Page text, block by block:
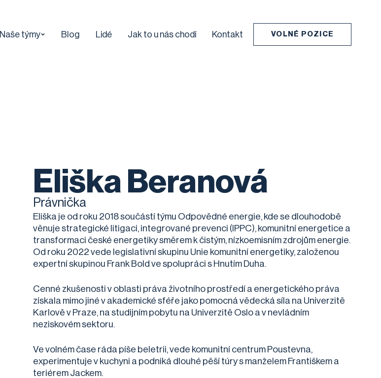
Naše týmy Blog Lidé Jak to u nás chodí Kontakt VOLNÉ POZICE
Eliška Beranová
Právnička
Eliška je od roku 2018 součástí týmu Odpovědné energie, kde se dlouhodobě
věnuje strategické litigaci, integrované prevenci (IPPC), komunitní energetice a
transformaci české energetiky směrem k čistým, nízkoemisním zdrojům energie.
Od roku 2022 vede legislativní skupinu Unie komunitní energetiky, založenou
expertní skupinou Frank Bold ve spolupráci s Hnutím Duha.
Cenné zkušenosti v oblasti práva životního prostředí a energetického práva
získala mimo jiné v akademické sféře jako pomocná vědecká síla na Univerzitě
Karlově v Praze, na studijním pobytu na Univerzitě Oslo a v nevládním
neziskovém sektoru.
Ve volném čase ráda píše beletrii, vede komunitní centrum Poustevna,
experimentuje v kuchyni a podniká dlouhé pěší túry s manželem Františkem a
teriérem Jackem.